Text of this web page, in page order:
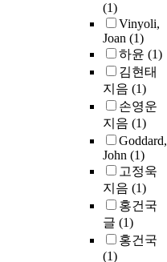
(1)
Vinyoli,
Joan (1)
하윤 (1)
김현태
지음 (1)
손영운
지음 (1)
Goddard,
John (1)
고정욱
지음 (1)
홍건국
글 (1)
홍건국
(1)